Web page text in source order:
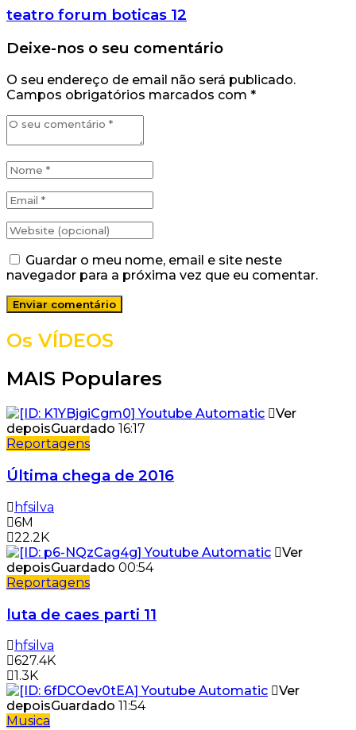
teatro forum boticas 12
Deixe-nos o seu comentário
O seu endereço de email não será publicado.
Campos obrigatórios marcados com *
Guardar o meu nome, email e site neste
navegador para a próxima vez que eu comentar.
Os VÍDEOS
MAIS Populares
Ver
depoisGuardado 16:17
Reportagens
Última chega de 2016
hfsilva
6M
22.2K
Ver
depoisGuardado 00:54
Reportagens
luta de caes parti 11
hfsilva
627.4K
1.3K
Ver
depoisGuardado 11:54
Musica